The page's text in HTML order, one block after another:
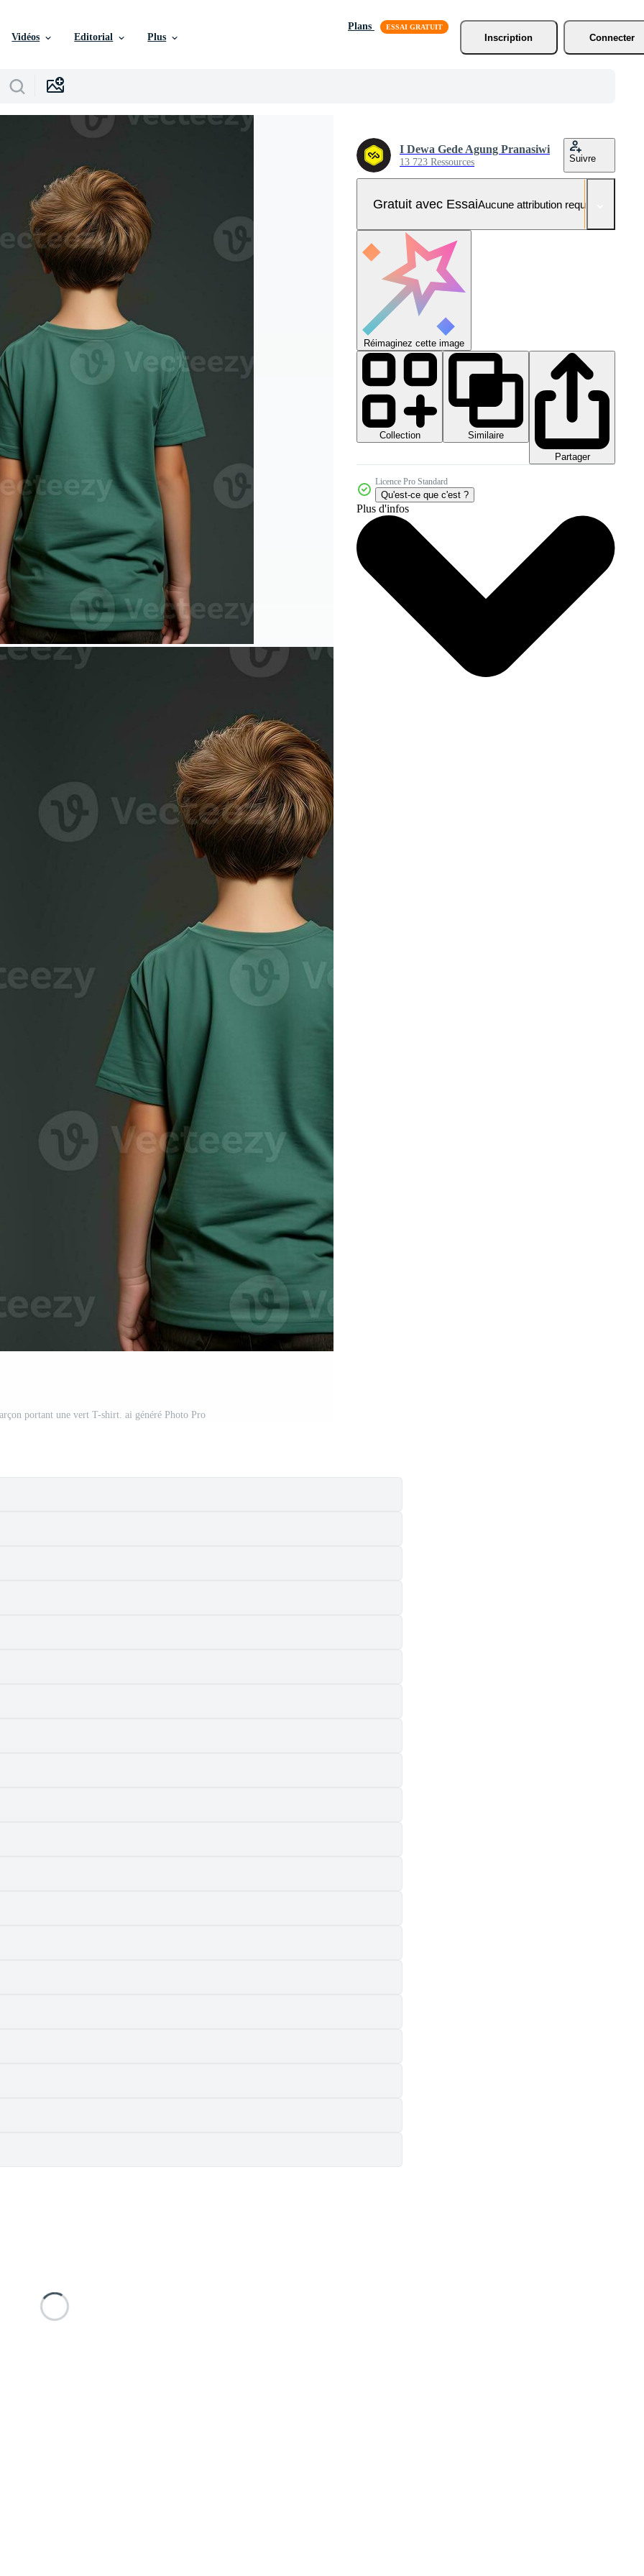
Vidéos Editorial Plus
Plans
Inscription
Connecter
portant une vert T-shirt. ai généré Photo Pro
I Dewa Gede Agung Pranasiwi
13 723 Ressources Suivre
Gratuit avec EssaiAucune attribution requise
Réimaginez cette image
Collection
Similaire
Partager
Licence Pro Standard
Qu'est-ce que c'est ?
Plus d'infos